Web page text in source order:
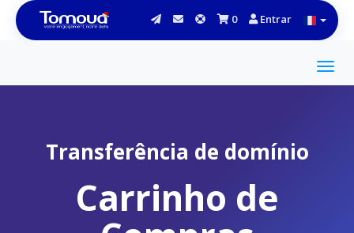
Entrar
0
Transferência de domínio
Carrinho de